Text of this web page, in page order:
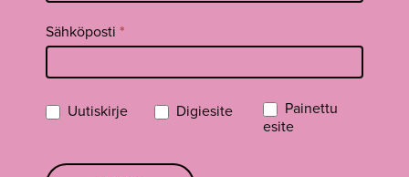
Sähköposti *
Uutiskirje Digiesite
Painettu
esite